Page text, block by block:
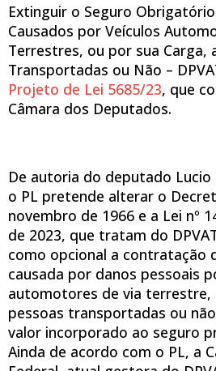
Extinguir o Seguro
Causados por Veículos
Terrestres, ou por sua Carga,
Transportadas ou Não –
Projeto de Lei 5685/23, que
Câmara dos Deputados.
De autoria do deputado Lucio
o PL pretende alterar o
novembro de 1966 e a Lei nº
de 2023, que tratam do
como opcional a contratação
causada por danos pessoais
automotores de via terrestre,
pessoas transportadas ou
valor incorporado ao seguro
Ainda de acordo com o PL, a